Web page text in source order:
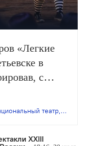
«Легкие
в
с
с
театр, театр
XXIII